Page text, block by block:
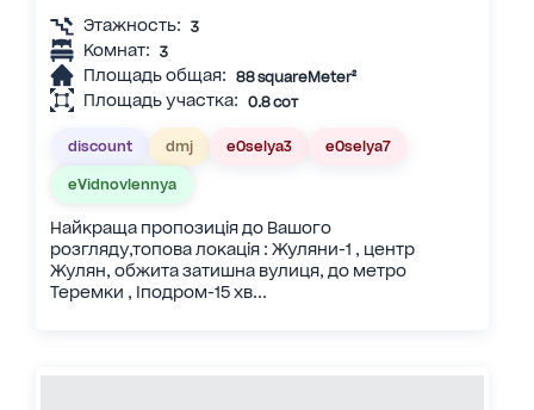
Этажность: 3
Комнат: 3
Площадь общая: 88 squareMeter²
Площадь участка: 0.8 сот
discount dmj eOselya3 eOselya7
eVidnovlennya
Найкраща пропозиція до Вашого
розгляду,топова локація : Жуляни-1 , центр
Жулян, обжита затишна вулиця, до метро
Теремки , Іподром-15 хв...